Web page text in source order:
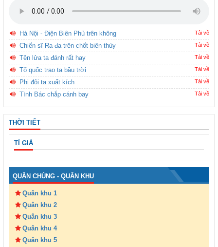
Hà Nội - Điện Biên Phủ trên không Tải về
Chiến sĩ Ra đa trên chốt biên thùy Tải về
Tên lửa ta đánh rất hay Tải về
Tổ quốc trao ta bầu trời Tải về
Phi đội ta xuất kích Tải về
Tình Bác chắp cánh bay Tải về
THỜI TIẾT
TỈ GIÁ
QUÂN CHỦNG - QUÂN KHU
Quân khu 1
Quân khu 2
Quân khu 3
Quân khu 4
Quân khu 5